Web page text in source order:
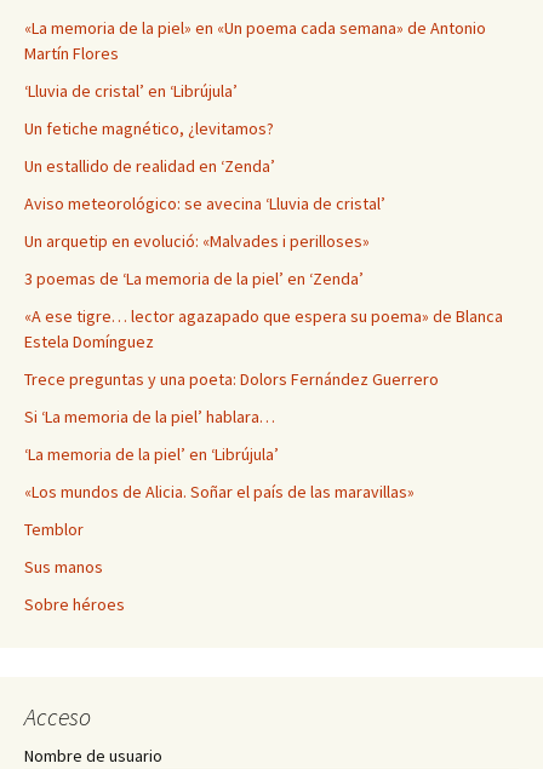
«La memoria de la piel» en «Un poema cada semana» de Antonio
Martín Flores
‘Lluvia de cristal’ en ‘Librújula’
Un fetiche magnético, ¿levitamos?
Un estallido de realidad en ‘Zenda’
Aviso meteorológico: se avecina ‘Lluvia de cristal’
Un arquetip en evolució: «Malvades i perilloses»
3 poemas de ‘La memoria de la piel’ en ‘Zenda’
«A ese tigre… lector agazapado que espera su poema» de Blanca
Estela Domínguez
Trece preguntas y una poeta: Dolors Fernández Guerrero
Si ‘La memoria de la piel’ hablara…
‘La memoria de la piel’ en ‘Librújula’
«Los mundos de Alicia. Soñar el país de las maravillas»
Temblor
Sus manos
Sobre héroes
Acceso
Nombre de usuario